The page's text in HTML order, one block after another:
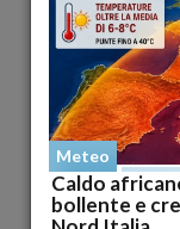
Nasce il
hanno giurato
ROMA-Giuseppe
della Repubblica,
pubblicato il 01/
Politica
Meteo
Caldo
bollente e